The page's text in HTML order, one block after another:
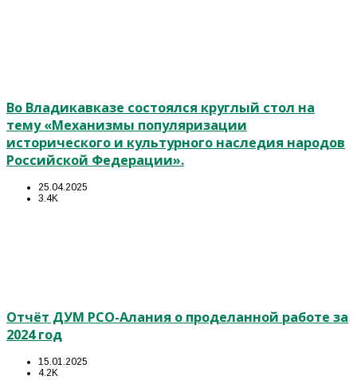
Во Владикавказе состоялся круглый стол на
тему «Механизмы популяризации
исторического и культурного наследия народов
Российской Федерации».
25.04.2025
3.4K
Отчёт ДУМ РСО-Алания о проделанной работе за
2024 год
15.01.2025
4.2K